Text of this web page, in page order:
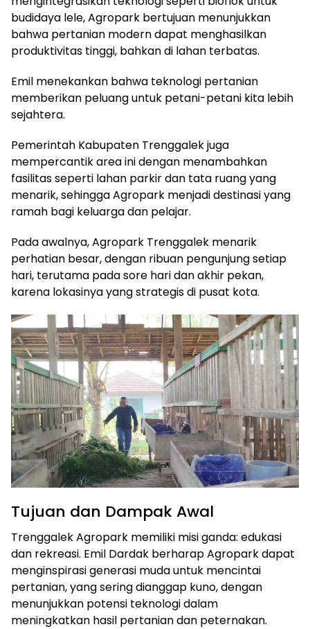
budidaya lele, Agropark bertujuan menunjukkan
bahwa pertanian modern dapat menghasilkan
produktivitas tinggi, bahkan di lahan terbatas.
Emil menekankan bahwa teknologi pertanian
memberikan peluang untuk petani-petani kita lebih
sejahtera.
Pemerintah Kabupaten Trenggalek juga
mempercantik area ini dengan menambahkan
fasilitas seperti lahan parkir dan tata ruang yang
menarik, sehingga Agropark menjadi destinasi yang
ramah bagi keluarga dan pelajar.
Pada awalnya, Agropark Trenggalek menarik
perhatian besar, dengan ribuan pengunjung setiap
hari, terutama pada sore hari dan akhir pekan,
karena lokasinya yang strategis di pusat kota.
Tujuan dan Dampak Awal
Trenggalek Agropark memiliki misi ganda: edukasi
dan rekreasi. Emil Dardak berharap Agropark dapat
menginspirasi generasi muda untuk mencintai
pertanian, yang sering dianggap kuno, dengan
menunjukkan potensi teknologi dalam
meningkatkan hasil pertanian dan peternakan.